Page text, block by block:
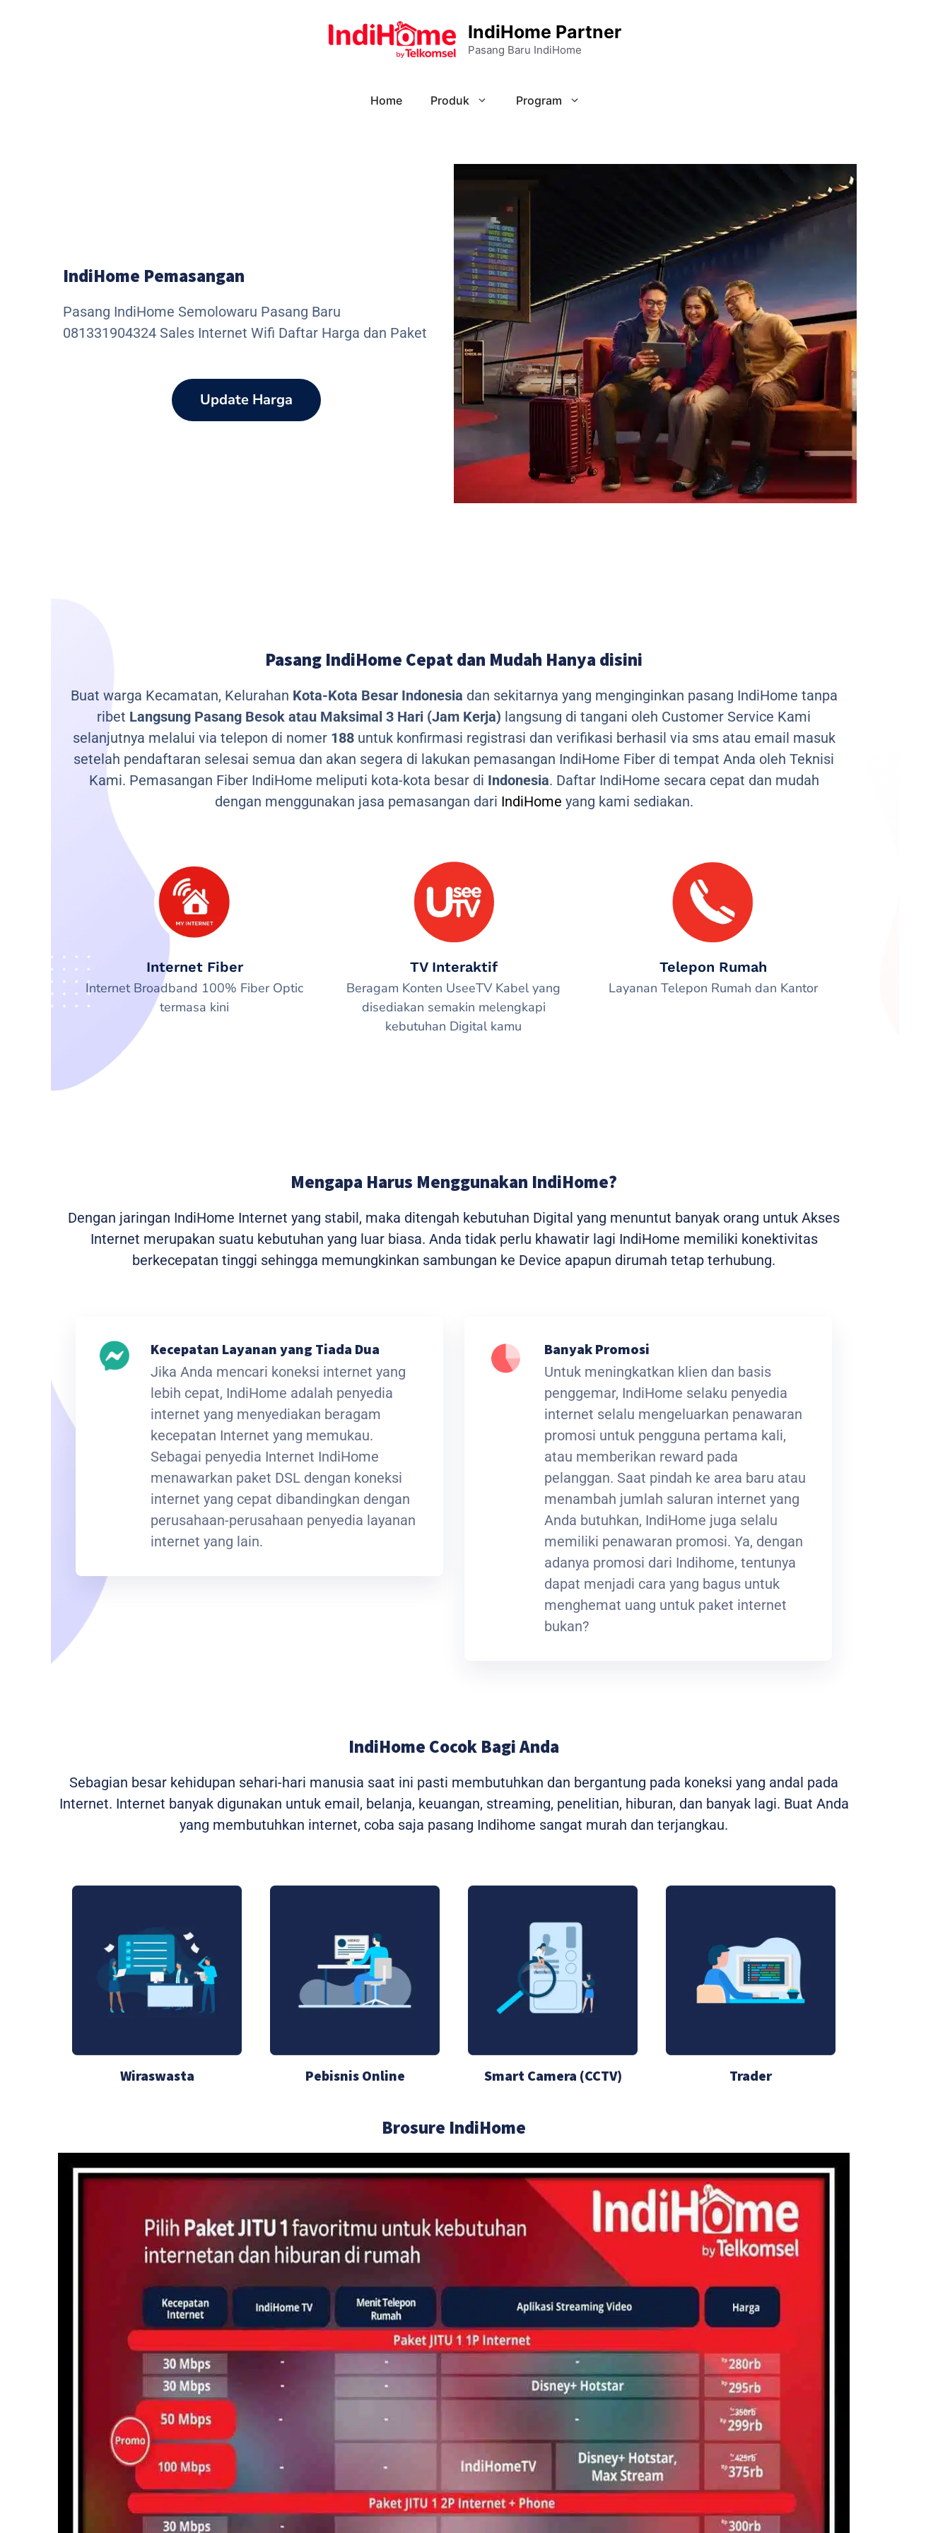
IndiHome Partner
Pasang Baru IndiHome
Home Produk Program
IndiHome Pemasangan
Pasang IndiHome Semolowaru Pasang Baru
081331904324 Sales Internet Wifi Daftar Harga dan Paket
Update Harga
Pasang IndiHome Cepat dan Mudah Hanya disini
Buat warga Kecamatan, Kelurahan Kota-Kota Besar Indonesia dan sekitarnya yang menginginkan pasang IndiHome tanpa
ribet Langsung Pasang Besok atau Maksimal 3 Hari (Jam Kerja) langsung di tangani oleh Customer Service Kami
selanjutnya melalui via telepon di nomer 188 untuk konfirmasi registrasi dan verifikasi berhasil via sms atau email masuk
setelah pendaftaran selesai semua dan akan segera di lakukan pemasangan IndiHome Fiber di tempat Anda oleh Teknisi
Kami. Pemasangan Fiber IndiHome meliputi kota-kota besar di Indonesia. Daftar IndiHome secara cepat dan mudah
dengan menggunakan jasa pemasangan dari IndiHome yang kami sediakan.
Internet Fiber
Internet Broadband 100% Fiber Optic
termasa kini
TV Interaktif
Beragam Konten UseeTV Kabel yang
disediakan semakin melengkapi
kebutuhan Digital kamu
Telepon Rumah
Layanan Telepon Rumah dan Kantor
Mengapa Harus Menggunakan IndiHome?
Dengan jaringan IndiHome Internet yang stabil, maka ditengah kebutuhan Digital yang menuntut banyak orang untuk Akses
Internet merupakan suatu kebutuhan yang luar biasa. Anda tidak perlu khawatir lagi IndiHome memiliki konektivitas
berkecepatan tinggi sehingga memungkinkan sambungan ke Device apapun dirumah tetap terhubung.
Kecepatan Layanan yang Tiada Dua
Jika Anda mencari koneksi internet yang
lebih cepat, IndiHome adalah penyedia
internet yang menyediakan beragam
kecepatan Internet yang memukau.
Sebagai penyedia Internet IndiHome
menawarkan paket DSL dengan koneksi
internet yang cepat dibandingkan dengan
perusahaan-perusahaan penyedia layanan
internet yang lain.
Banyak Promosi
Untuk meningkatkan klien dan basis
penggemar, IndiHome selaku penyedia
internet selalu mengeluarkan penawaran
promosi untuk pengguna pertama kali,
atau memberikan reward pada
pelanggan. Saat pindah ke area baru atau
menambah jumlah saluran internet yang
Anda butuhkan, IndiHome juga selalu
memiliki penawaran promosi. Ya, dengan
adanya promosi dari Indihome, tentunya
dapat menjadi cara yang bagus untuk
menghemat uang untuk paket internet
bukan?
IndiHome Cocok Bagi Anda
Sebagian besar kehidupan sehari-hari manusia saat ini pasti membutuhkan dan bergantung pada koneksi yang andal pada
Internet. Internet banyak digunakan untuk email, belanja, keuangan, streaming, penelitian, hiburan, dan banyak lagi. Buat Anda
yang membutuhkan internet, coba saja pasang Indihome sangat murah dan terjangkau.
Wiraswasta Pebisnis Online Smart Camera (CCTV) Trader
Brosure IndiHome